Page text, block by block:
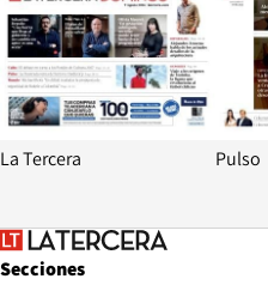
La Tercera Pulso
Secciones